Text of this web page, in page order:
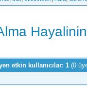
etkin kullanıcılar: 1 (0